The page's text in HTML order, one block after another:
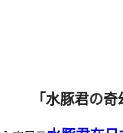
「水豚君の奇